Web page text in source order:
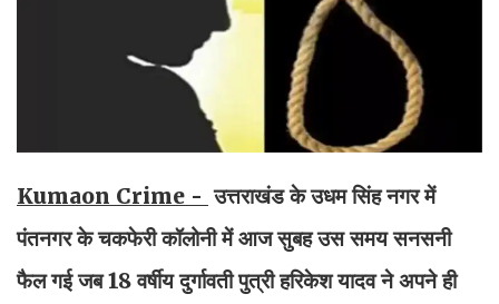
Kumaon Crime - उत्तराखंड के उधम सिंह नगर में
पंतनगर के चकफेरी कॉलोनी में आज सुबह उस समय सनसनी
फैल गई जब 18 वर्षीय दुर्गावती पुत्री हरिकेश यादव ने अपने ही